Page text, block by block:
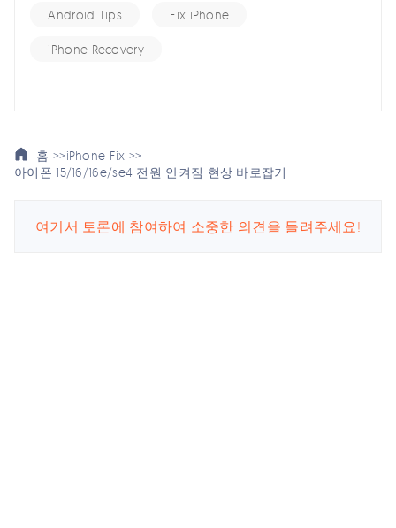
Android Tips Fix iPhone
iPhone Recovery
홈 >>iPhone Fix >>
아이폰 15/16/16e/se4 전원 안켜짐 현상 바로잡기
여기서 토론에 참여하여 소중한 의견을 들려주세요!